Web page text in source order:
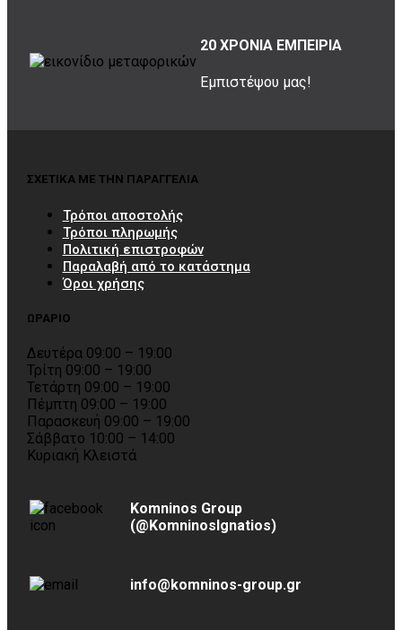
20 ΧΡΟΝΙΑ ΕΜΠΕΙΡΙΑ
Εμπιστέψου μας!
ΣΧΕΤΙΚΑ ΜΕ ΤΗΝ ΠΑΡΑΓΓΕΛΙΑ
Τρόποι αποστολής
Τρόποι πληρωμής
Πολιτική επιστροφών
Παραλαβή από το κατάστημα
Όροι χρήσης
ΩΡΑΡΙΟ
Δευτέρα 09:00 – 19:00
Τρίτη 09:00 – 19:00
Τετάρτη 09:00 – 19:00
Πέμπτη 09:00 – 19:00
Παρασκευή 09:00 – 19:00
Σάββατο 10:00 – 14:00
Κυριακή Κλειστά
Komninos Group
(@KomninosIgnatios)
info@komninos-group.gr